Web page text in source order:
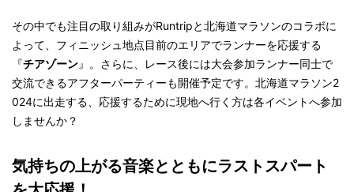
その中でも注目の取り組みがRuntripと北海道マラソンのコラボに
よって、フィニッシュ地点目前のエリアでランナーを応援する
『チアゾーン』。さらに、レース後には大会参加ランナー同士で
交流できるアフターパーティーも開催予定です。北海道マラソン2
024に出走する、応援するために現地へ行く方は各イベントへ参加
しませんか？
気持ちの上がる音楽とともにラストスパート